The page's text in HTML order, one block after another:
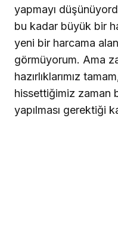
yapmayı
bu kadar büyük bir
yeni bir harcama
görmüyorum. Ama
hazırlıklarımız
hissettiğimiz zaman
yapılması gerektiği